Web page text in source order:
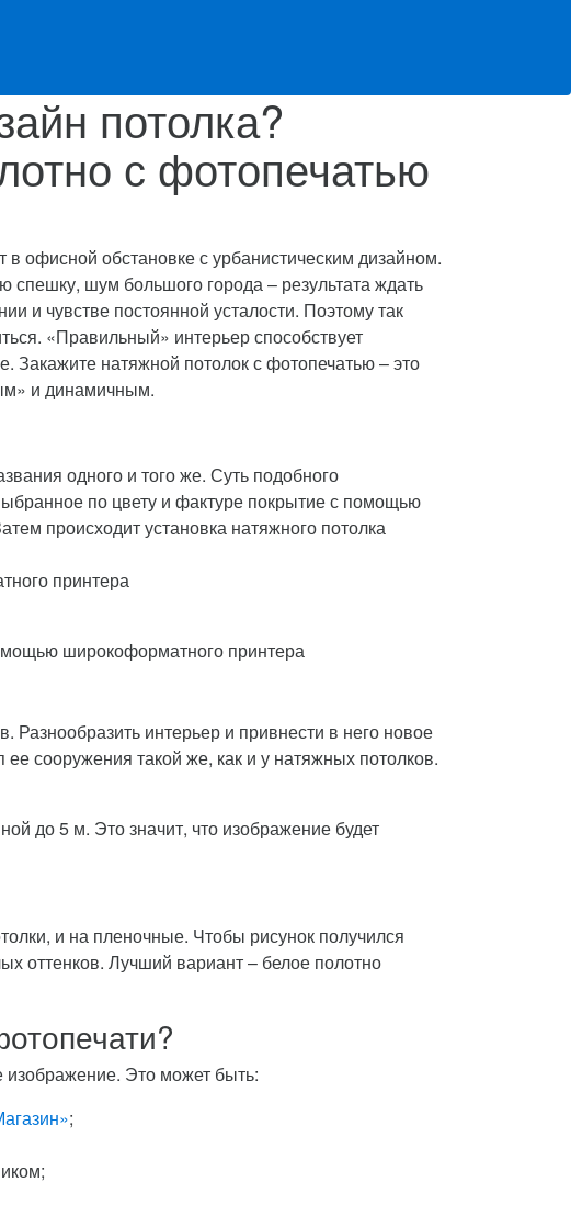
потолка?
с фотопечатью
офисной обстановке с урбанистическим дизайном.
спешку, шум большого города – результата ждать
и чувстве постоянной усталости. Поэтому так
«Правильный» интерьер способствует
натяжной потолок с фотопечатью – это
и динамичным.
одного и того же. Суть подобного
по цвету и фактуре покрытие с помощью
происходит установка натяжного потолка
широкоформатного принтера
Разнообразить интерьер и привнести в него новое
сооружения такой же, как и у натяжных потолков.
до 5 м. Это значит, что изображение будет
и на пленочные. Чтобы рисунок получился
оттенков. Лучший вариант – белое полотно
изображение. Это может быть:
;